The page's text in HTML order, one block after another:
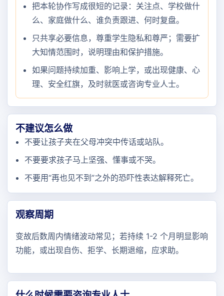
把本轮协作写成很短的记录：关注点、学校做什
么、家庭做什么、谁负责跟进、何时复盘。
只共享必要信息，尊重学生隐私和尊严；需要扩
大知情范围时，说明理由和保护措施。
如果问题持续加重、影响上学，或出现健康、心
理、安全红旗，及时就医或咨询专业人士。
不建议怎么做
不要让孩子夹在父母冲突中传话或站队。
不要要求孩子马上坚强、懂事或不哭。
不要用“再也见不到”之外的恐吓性表达解释死亡。
观察周期
变故后数周内情绪波动常见；若持续 1-2 个月明显影响
功能，或出现自伤、拒学、长期退缩，应求助。